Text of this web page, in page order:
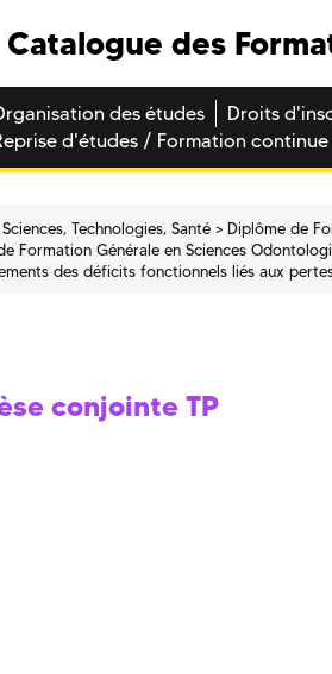
Catalogue des
des études Droits
d'études / Formation continue
Sciences, Technologies, Santé
Diplôme de
Formation Générale en Sciences
des déficits fonctionnels liés aux
conjointe TP